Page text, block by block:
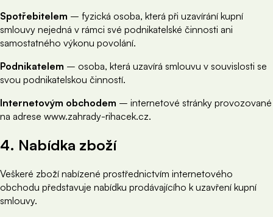
Spotřebitelem – fyzická osoba, která při uzavírání kupní
smlouvy nejedná v rámci své podnikatelské činnosti ani
samostatného výkonu povolání.
Podnikatelem – osoba, která uzavírá smlouvu v souvislosti se
svou podnikatelskou činností.
Internetovým obchodem – internetové stránky provozované
na adrese www.zahrady-rihacek.cz.
4. Nabídka zboží
Veškeré zboží nabízené prostřednictvím internetového
obchodu představuje nabídku prodávajícího k uzavření kupní
smlouvy.